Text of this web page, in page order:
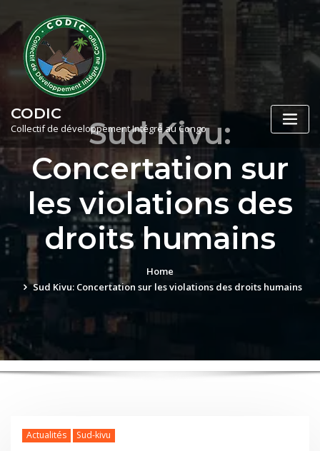
content
CODIC
Collectif de développement Intégré au Congo
Sud Kivu:
Concertation sur
les violations des
droits humains
Home
Sud Kivu: Concertation sur les violations des droits humains
Actualités Sud-kivu